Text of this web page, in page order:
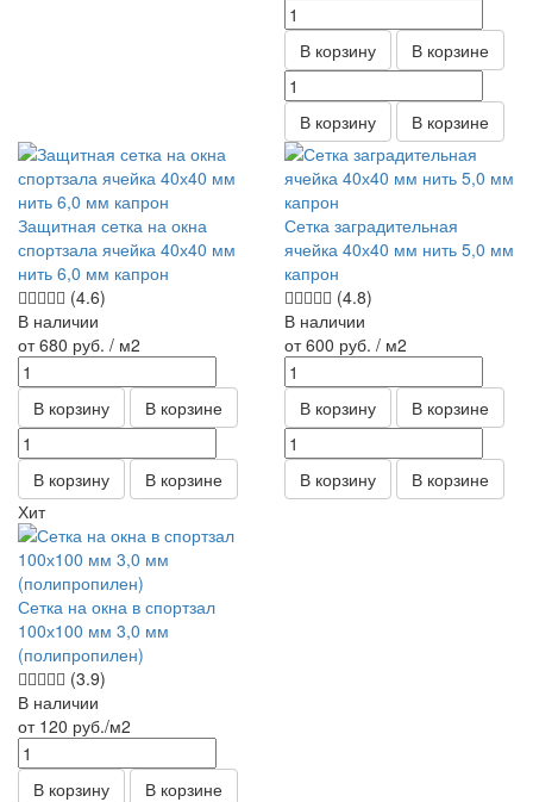
В корзину В корзине
В корзину В корзине
Защитная сетка на окна
спортзала ячейка 40х40 мм
нить 6,0 мм капрон
(4.6)
В наличии
от 680 руб. / м2
В корзину В корзине
В корзину В корзине
Сетка заградительная
ячейка 40х40 мм нить 5,0 мм
капрон
(4.8)
В наличии
от 600 руб. / м2
В корзину В корзине
В корзину
В корзине
Хит
Сетка на окна в спортзал
100х100 мм 3,0 мм
(полипропилен)
(3.9)
В наличии
от 120 руб./м2
В корзину В корзине